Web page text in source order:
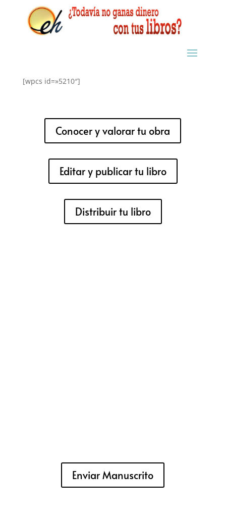
[wpcs id=»5210″]
Conocer y valorar tu obra
Editar y publicar tu libro
Distribuir tu libro
Enviar Manuscrito